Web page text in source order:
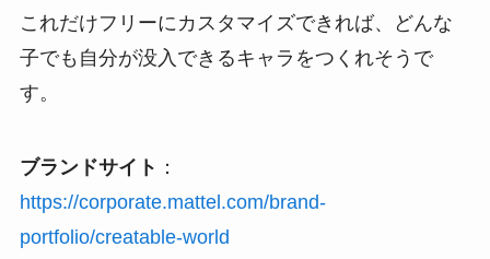
これだけフリーにカスタマイズできれば、どんな
子でも自分が没入できるキャラをつくれそうで
す。
ブランドサイト ：
https://corporate.mattel.com/brand-
portfolio/creatable-world